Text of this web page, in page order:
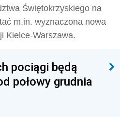
Świętokrzyskiego na
m.in. wyznaczona nowa
Kielce-Warszawa.
pociągi będą
połowy grudnia